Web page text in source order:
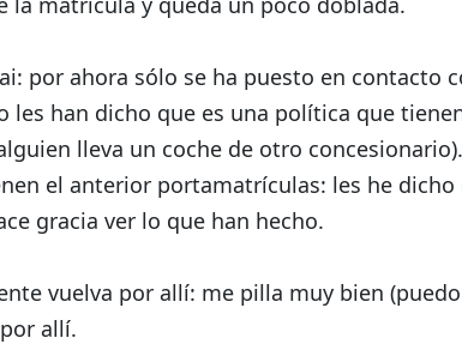
por ahora sólo se ha puesto en contacto
les han dicho que es una política que
lleva un coche de otro
el anterior portamatrículas: les he dicho
gracia ver lo que han hecho.
vuelva por allí: me pilla muy bien
allí.